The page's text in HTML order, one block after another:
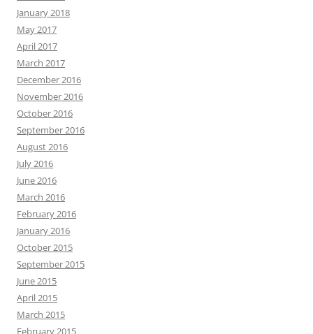
January 2018
May 2017
April 2017
March 2017
December 2016
November 2016
October 2016
September 2016
August 2016
July 2016
June 2016
March 2016
February 2016
January 2016
October 2015
September 2015
June 2015
April 2015
March 2015
February 2015